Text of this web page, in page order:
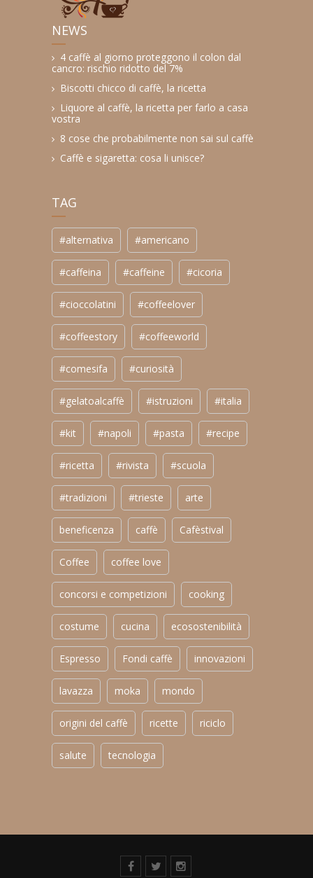
NEWS
4 caffè al giorno proteggono il colon dal
cancro: rischio ridotto del 7%
Biscotti chicco di caffè, la ricetta
Liquore al caffè, la ricetta per farlo a casa
vostra
8 cose che probabilmente non sai sul caffè
Caffè e sigaretta: cosa li unisce?
TAG
#alternativa #americano
#caffeina #caffeine #cicoria
#cioccolatini #coffeelover
#coffeestory #coffeeworld
#comesifa #curiosità
#gelatoalcaffè #istruzioni #italia
#kit #napoli #pasta #recipe
#ricetta #rivista #scuola
#tradizioni #trieste arte
beneficenza caffè Cafèstival
Coffee coffee love
concorsi e competizioni cooking
costume cucina ecosostenibilità
Espresso Fondi caffè innovazioni
lavazza moka mondo
origini del caffè ricette riciclo
salute tecnologia